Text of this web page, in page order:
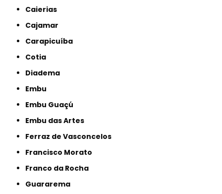
Caierias
Cajamar
Carapicuíba
Cotia
Diadema
Embu
Embu Guaçú
Embu das Artes
Ferraz de Vasconcelos
Francisco Morato
Franco da Rocha
Guararema